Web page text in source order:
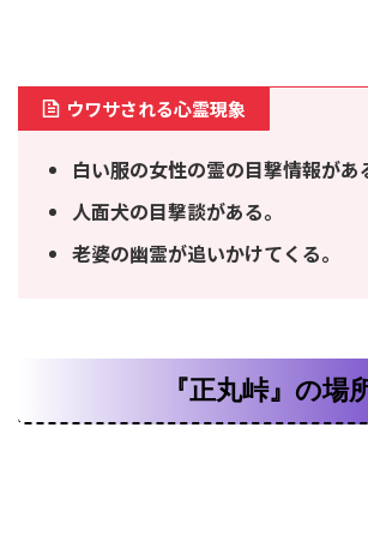
ウワサされる心霊現象
白い服の女性の霊の目撃情報があ
人面犬の目撃談がある。
老婆の幽霊が追いかけてくる。
『正丸峠』の場